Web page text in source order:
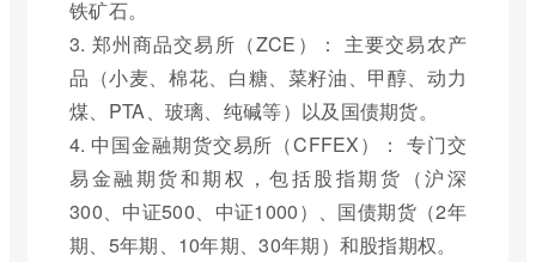
铁矿石。
3. 郑州商品交易所（ZCE）： 主要交易农产
品（小麦、棉花、白糖、菜籽油、甲醇、动力
煤、PTA、玻璃、纯碱等）以及国债期货。
4. 中国金融期货交易所（CFFEX）： 专门交
易金融期货和期权，包括股指期货（沪深
300、中证500、中证1000）、国债期货（2年
期、5年期、10年期、30年期）和股指期权。